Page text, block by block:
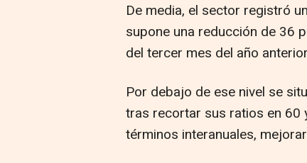
De media, el sector registró
supone una reducción de 36
del tercer mes del año
Por debajo de ese nivel se
tras recortar sus ratios en 60
términos interanuales,